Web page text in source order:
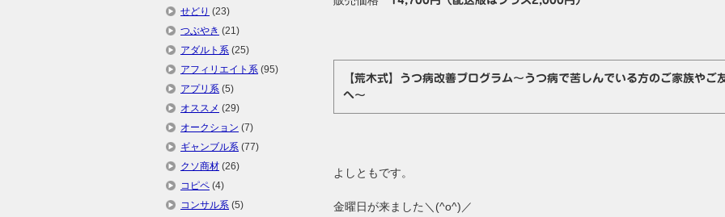
【荒木式】うつ病改善プログラム～うつ病で苦しんでいる方のご家族やご
へ～
よしともです。
金曜日が来ました＼(^o^)／
せどり (23)
つぶやき (21)
アダルト系 (25)
アフィリエイト系 (95)
アプリ系 (5)
オススメ (29)
オークション (7)
ギャンブル系 (77)
クソ商材 (26)
コピペ (4)
コンサル系 (5)